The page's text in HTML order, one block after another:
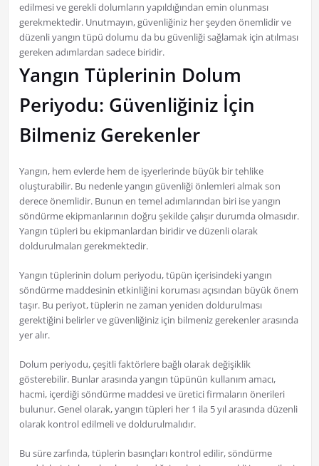
edilmesi ve gerekli dolumların yapıldığından emin olunması
gerekmektedir. Unutmayın, güvenliğiniz her şeyden önemlidir ve
düzenli yangın tüpü dolumu da bu güvenliği sağlamak için atılması
gereken adımlardan sadece biridir.
Yangın Tüplerinin Dolum
Periyodu: Güvenliğiniz İçin
Bilmeniz Gerekenler
Yangın, hem evlerde hem de işyerlerinde büyük bir tehlike
oluşturabilir. Bu nedenle yangın güvenliği önlemleri almak son
derece önemlidir. Bunun en temel adımlarından biri ise yangın
söndürme ekipmanlarının doğru şekilde çalışır durumda olmasıdır.
Yangın tüpleri bu ekipmanlardan biridir ve düzenli olarak
doldurulmaları gerekmektedir.
Yangın tüplerinin dolum periyodu, tüpün içerisindeki yangın
söndürme maddesinin etkinliğini koruması açısından büyük önem
taşır. Bu periyot, tüplerin ne zaman yeniden doldurulması
gerektiğini belirler ve güvenliğiniz için bilmeniz gerekenler arasında
yer alır.
Dolum periyodu, çeşitli faktörlere bağlı olarak değişiklik
gösterebilir. Bunlar arasında yangın tüpünün kullanım amacı,
hacmi, içerdiği söndürme maddesi ve üretici firmaların önerileri
bulunur. Genel olarak, yangın tüpleri her 1 ila 5 yıl arasında düzenli
olarak kontrol edilmeli ve doldurulmalıdır.
Bu süre zarfında, tüplerin basınçları kontrol edilir, söndürme